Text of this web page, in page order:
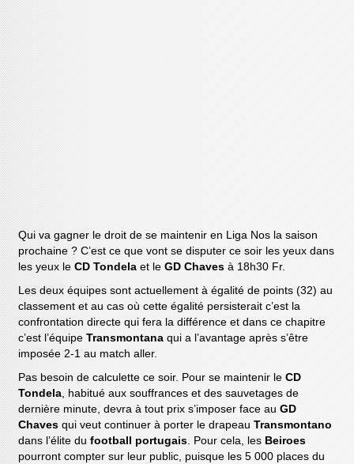
Qui va gagner le droit de se maintenir en Liga Nos la saison
prochaine ? C’est ce que vont se disputer ce soir les yeux dans
les yeux leCD Tondela et leGD Chaves à 18h30 Fr.
Les deux équipes sont actuellement à égalité de points (32) au
classement et au cas où cette égalité persisterait c’est la
confrontation directe qui fera la différence et dans ce chapitre
c’est l’équipeTransmontanaqui a l’avantage après s’être
imposée 2-1 au match aller.
Pas besoin de calculette ce soir. Pour se maintenir leCD
Tondela, habitué aux souffrances et des sauvetages de
dernière minute, devra à tout prix s’imposer face auGD
Chavesqui veut continuer à porter le drapeauTransmontano
dans l’élite dufootball portugais. Pour cela, les Beiroes
pourront compter sur leur public, puisque les 5 000 places du